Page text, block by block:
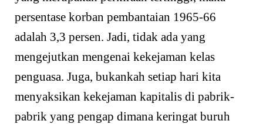
persentase korban pembantaian 1965-66
adalah 3,3 persen. Jadi, tidak ada yang
mengejutkan mengenai kekejaman kelas
penguasa. Juga, bukankah setiap hari kita
menyaksikan kekejaman kapitalis di pabrik-
pabrik yang pengap dimana keringat buruh